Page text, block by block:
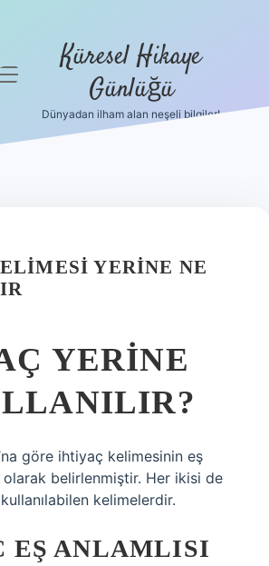
Küresel Hikaye
Günlüğü
Dünyadan ilham alan neşeli bilgiler!
YERINE NE
YERINE
göre ihtiyaç kelimesinin eş
olarak belirlenmiştir. Her ikisi de
kelimelerdir.
EŞ ANLAMLISI